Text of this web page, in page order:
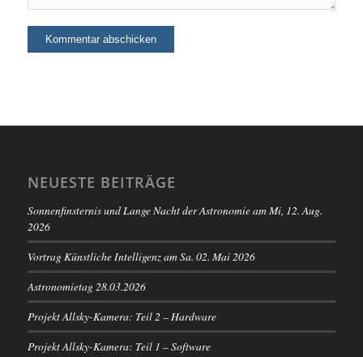
NEUESTE BEITRÄGE
Sonnenfinsternis und Lange Nacht der Astronomie am Mi, 12. Aug.
2026
Vortrag Künstliche Intelligenz am Sa. 02. Mai 2026
Astronomietag 28.03.2026
Projekt Allsky-Kamera: Teil 2 – Hardware
Projekt Allsky-Kamera: Teil 1 – Software